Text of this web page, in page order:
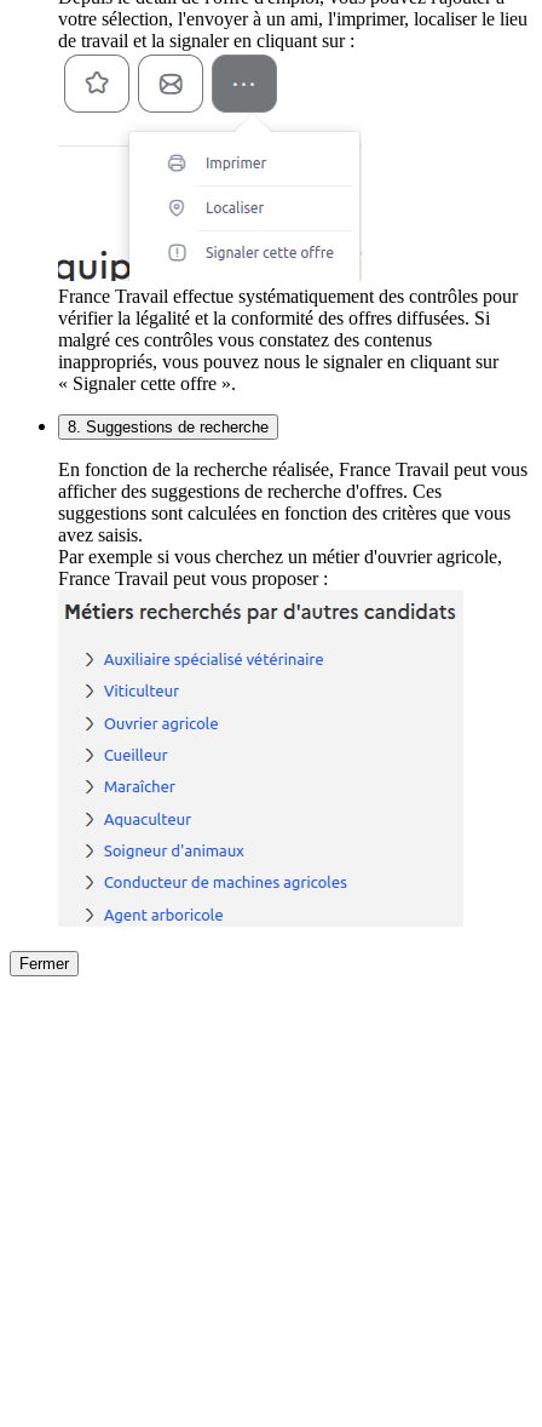
votre sélection, l'envoyer à un ami, l'imprimer, localiser le lieu
de travail et la signaler en cliquant sur :
France Travail effectue systématiquement des contrôles pour
vérifier la légalité et la conformité des offres diffusées. Si
malgré ces contrôles vous constatez des contenus
inappropriés, vous pouvez nous le signaler en cliquant sur
« Signaler cette offre ».
8. Suggestions de recherche
En fonction de la recherche réalisée, France Travail peut vous
afficher des suggestions de recherche d'offres. Ces
suggestions sont calculées en fonction des critères que vous
avez saisis.
Par exemple si vous cherchez un métier d'ouvrier agricole,
France Travail peut vous proposer :
Fermer